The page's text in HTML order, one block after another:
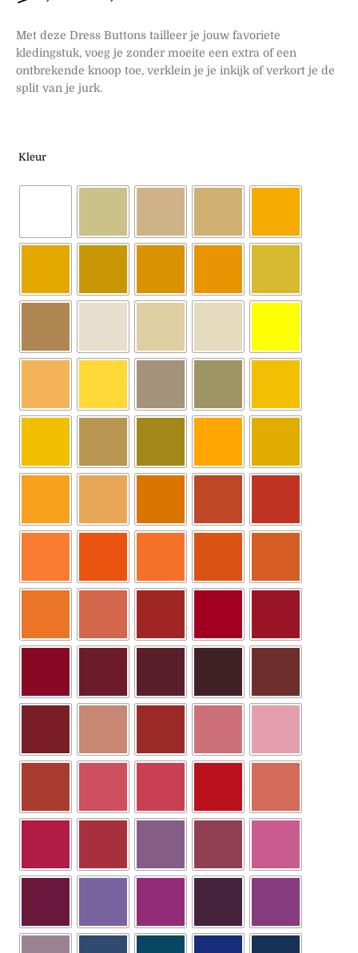
Met deze Dress Buttons tailleer je jouw favoriete
kledingstuk, voeg je zonder moeite een extra of een
ontbrekende knoop toe, verklein je je inkijk of verkort je de
split van je jurk.
Kleur